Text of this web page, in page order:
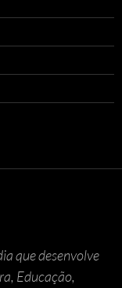
que desenvolve
Educação,